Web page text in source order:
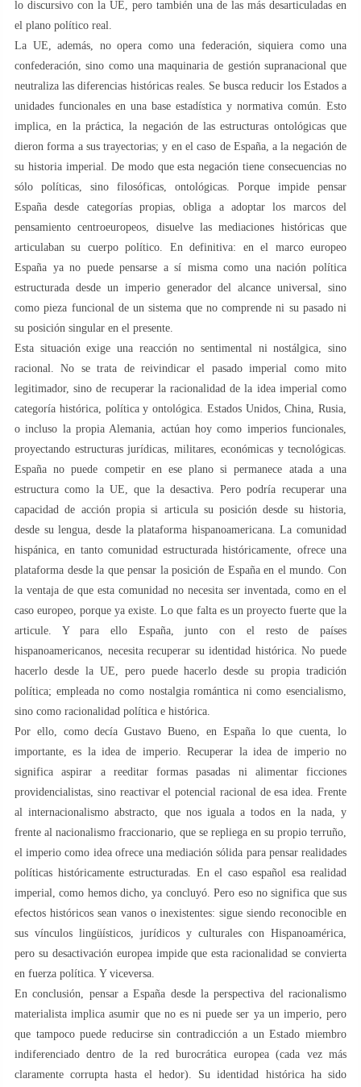
lo discursivo con la UE, pero también una de las más desarticuladas en
el plano político real.
La UE, además, no opera como una federación, siquiera como una
confederación, sino como una maquinaria de gestión supranacional que
neutraliza las diferencias históricas reales. Se busca reducir los Estados a
unidades funcionales en una base estadística y normativa común. Esto
implica, en la práctica, la negación de las estructuras ontológicas que
dieron forma a sus trayectorias; y en el caso de España, a la negación de
su historia imperial. De modo que esta negación tiene consecuencias no
sólo políticas, sino filosóficas, ontológicas. Porque impide pensar
España desde categorías propias, obliga a adoptar los marcos del
pensamiento centroeuropeos, disuelve las mediaciones históricas que
articulaban su cuerpo político. En definitiva: en el marco europeo
España ya no puede pensarse a sí misma como una nación política
estructurada desde un imperio generador del alcance universal, sino
como pieza funcional de un sistema que no comprende ni su pasado ni
su posición singular en el presente.
Esta situación exige una reacción no sentimental ni nostálgica, sino
racional. No se trata de reivindicar el pasado imperial como mito
legitimador, sino de recuperar la racionalidad de la idea imperial como
categoría histórica, política y ontológica. Estados Unidos, China, Rusia,
o incluso la propia Alemania, actúan hoy como imperios funcionales,
proyectando estructuras jurídicas, militares, económicas y tecnológicas.
España no puede competir en ese plano si permanece atada a una
estructura como la UE, que la desactiva. Pero podría recuperar una
capacidad de acción propia si articula su posición desde su historia,
desde su lengua, desde la plataforma hispanoamericana. La comunidad
hispánica, en tanto comunidad estructurada históricamente, ofrece una
plataforma desde la que pensar la posición de España en el mundo. Con
la ventaja de que esta comunidad no necesita ser inventada, como en el
caso europeo, porque ya existe. Lo que falta es un proyecto fuerte que la
articule. Y para ello España, junto con el resto de países
hispanoamericanos, necesita recuperar su identidad histórica. No puede
hacerlo desde la UE, pero puede hacerlo desde su propia tradición
política; empleada no como nostalgia romántica ni como esencialismo,
sino como racionalidad política e histórica.
Por ello, como decía Gustavo Bueno, en España lo que cuenta, lo
importante, es la idea de imperio. Recuperar la idea de imperio no
significa aspirar a reeditar formas pasadas ni alimentar ficciones
providencialistas, sino reactivar el potencial racional de esa idea. Frente
al internacionalismo abstracto, que nos iguala a todos en la nada, y
frente al nacionalismo fraccionario, que se repliega en su propio terruño,
el imperio como idea ofrece una mediación sólida para pensar realidades
políticas históricamente estructuradas. En el caso español esa realidad
imperial, como hemos dicho, ya concluyó. Pero eso no significa que sus
efectos históricos sean vanos o inexistentes: sigue siendo reconocible en
sus vínculos lingüísticos, jurídicos y culturales con Hispanoamérica,
pero su desactivación europea impide que esta racionalidad se convierta
en fuerza política. Y viceversa.
En conclusión, pensar a España desde la perspectiva del racionalismo
materialista implica asumir que no es ni puede ser ya un imperio, pero
que tampoco puede reducirse sin contradicción a un Estado miembro
indiferenciado dentro de la red burocrática europea (cada vez más
claramente corrupta hasta el hedor). Su identidad histórica ha sido